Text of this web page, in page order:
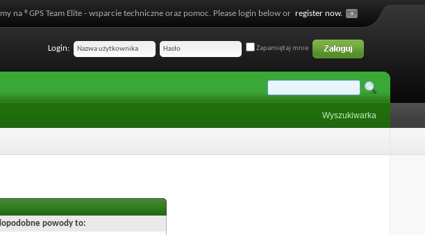
na ®GPS Team Elite - wsparcie techniczne oraz pomoc. Please login below or register now.
Login: Zapamiętaj mnie
Wyszukiwarka
powody to: